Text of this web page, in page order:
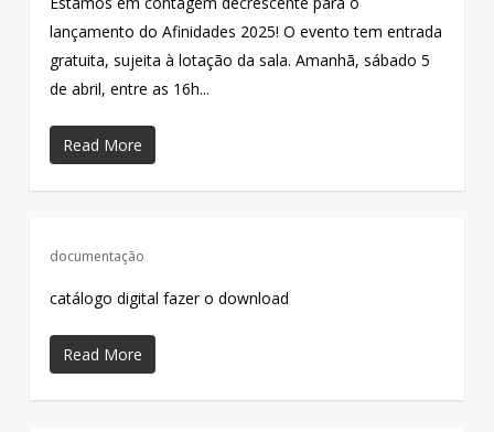
lançamento do Afinidades 2025! O evento tem entrada
gratuita, sujeita à lotação da sala. Amanhã, sábado 5
de abril, entre as 16h...
Read More
documentação
catálogo digital fazer o download
Read More